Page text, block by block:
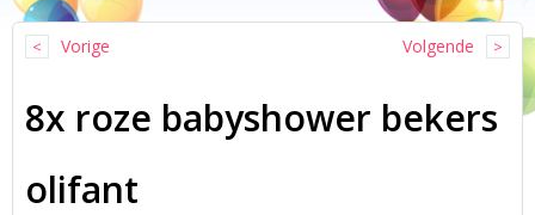
Vorige Volgende
8x roze babyshower bekers
olifant